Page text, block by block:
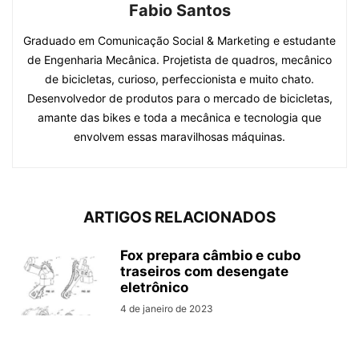
Fabio Santos
Graduado em Comunicação Social & Marketing e estudante
de Engenharia Mecânica. Projetista de quadros, mecânico
de bicicletas, curioso, perfeccionista e muito chato.
Desenvolvedor de produtos para o mercado de bicicletas,
amante das bikes e toda a mecânica e tecnologia que
envolvem essas maravilhosas máquinas.
ARTIGOS RELACIONADOS
Fox prepara câmbio e cubo
traseiros com desengate
eletrônico
4 de janeiro de 2023